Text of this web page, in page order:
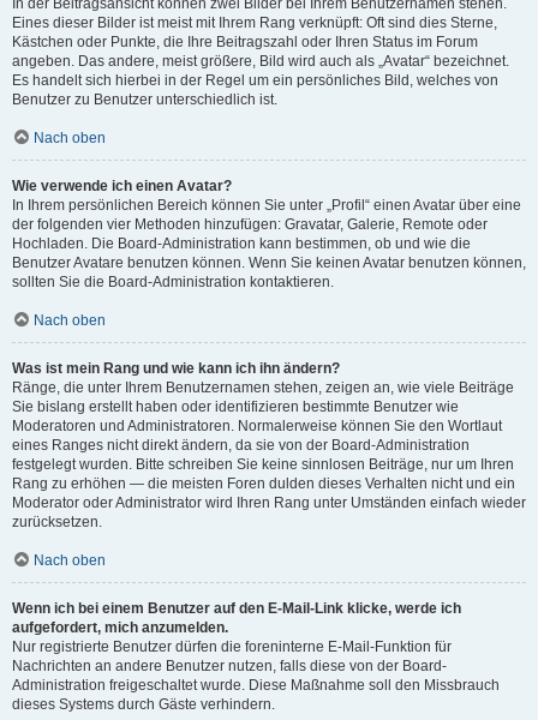
In der Beitragsansicht können zwei Bilder bei Ihrem Benutzernamen stehen.
Eines dieser Bilder ist meist mit Ihrem Rang verknüpft: Oft sind dies Sterne,
Kästchen oder Punkte, die Ihre Beitragszahl oder Ihren Status im Forum
angeben. Das andere, meist größere, Bild wird auch als „Avatar“ bezeichnet.
Es handelt sich hierbei in der Regel um ein persönliches Bild, welches von
Benutzer zu Benutzer unterschiedlich ist.
Nach oben
Wie verwende ich einen Avatar?
In Ihrem persönlichen Bereich können Sie unter „Profil“ einen Avatar über eine
der folgenden vier Methoden hinzufügen: Gravatar, Galerie, Remote oder
Hochladen. Die Board-Administration kann bestimmen, ob und wie die
Benutzer Avatare benutzen können. Wenn Sie keinen Avatar benutzen können,
sollten Sie die Board-Administration kontaktieren.
Nach oben
Was ist mein Rang und wie kann ich ihn ändern?
Ränge, die unter Ihrem Benutzernamen stehen, zeigen an, wie viele Beiträge
Sie bislang erstellt haben oder identifizieren bestimmte Benutzer wie
Moderatoren und Administratoren. Normalerweise können Sie den Wortlaut
eines Ranges nicht direkt ändern, da sie von der Board-Administration
festgelegt wurden. Bitte schreiben Sie keine sinnlosen Beiträge, nur um Ihren
Rang zu erhöhen — die meisten Foren dulden dieses Verhalten nicht und ein
Moderator oder Administrator wird Ihren Rang unter Umständen einfach wieder
zurücksetzen.
Nach oben
Wenn ich bei einem Benutzer auf den E-Mail-Link klicke, werde ich
aufgefordert, mich anzumelden.
Nur registrierte Benutzer dürfen die foreninterne E-Mail-Funktion für
Nachrichten an andere Benutzer nutzen, falls diese von der Board-
Administration freigeschaltet wurde. Diese Maßnahme soll den Missbrauch
dieses Systems durch Gäste verhindern.